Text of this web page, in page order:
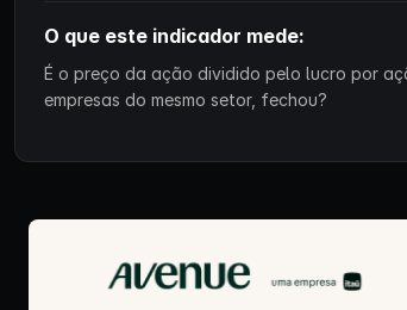
O que este indicador mede:
É o preço da ação dividido pelo lucro por
empresas do mesmo setor, fechou?